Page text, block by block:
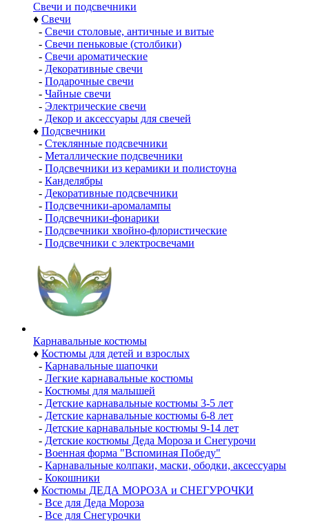
Свечи и подсвечники
♦ Свечи
- Свечи столовые, античные и витые
- Свечи пеньковые (столбики)
- Свечи ароматические
- Декоративные свечи
- Подарочные свечи
- Чайные свечи
- Электрические свечи
- Декор и аксессуары для свечей
♦ Подсвечники
- Стеклянные подсвечники
- Металлические подсвечники
- Подсвечники из керамики и полистоуна
- Канделябры
- Декоративные подсвечники
- Подсвечники-аромалампы
- Подсвечники-фонарики
- Подсвечники хвойно-флористические
- Подсвечники с электросвечами
Карнавальные костюмы
♦ Костюмы для детей и взрослых
- Карнавальные шапочки
- Легкие карнавальные костюмы
- Костюмы для малышей
- Детские карнавальные костюмы 3-5 лет
- Детские карнавальные костюмы 6-8 лет
- Детские карнавальные костюмы 9-14 лет
- Детские костюмы Деда Мороза и Снегурочи
- Военная форма "Вспоминая Победу"
- Карнавальные колпаки, маски, ободки, аксессуары
- Кокошники
♦ Костюмы ДЕДА МОРОЗА и СНЕГУРОЧКИ
- Все для Деда Мороза
- Все для Снегурочки